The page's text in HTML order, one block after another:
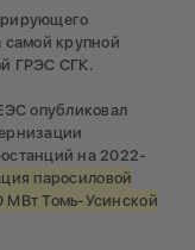
самой крупной
ГРЭС СГК.
опубликовал
на 2022-
паросиловой
МВт Томь-Усинской